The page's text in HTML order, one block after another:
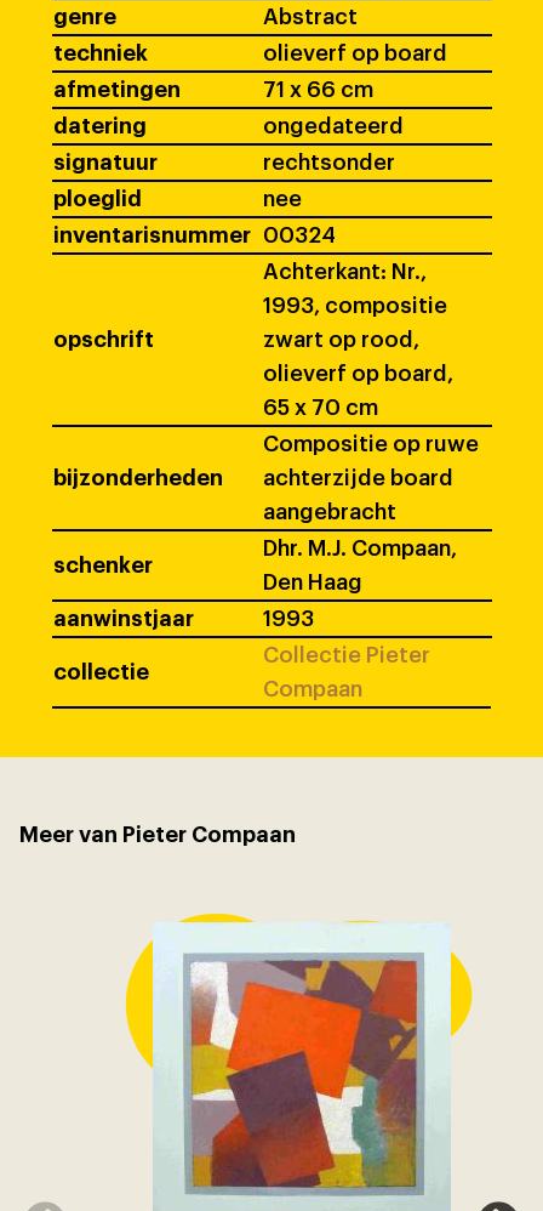
genre
Abstract
techniek
olieverf op board
afmetingen
71 x 66 cm
datering
ongedateerd
signatuur
rechtsonder
ploeglid
nee
inventarisnummer
00324
opschrift
Achterkant: Nr.,
1993, compositie
zwart op rood,
olieverf op board,
65 x 70 cm
bijzonderheden
Compositie op ruwe
achterzijde board
aangebracht
schenker
Dhr. M.J. Compaan,
Den Haag
aanwinstjaar
1993
collectie
Collectie Pieter
Compaan
Meer van Pieter Compaan